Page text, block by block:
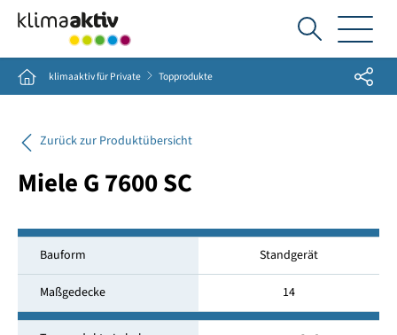
Ich
suche...
Home klimaaktiv für Private Topprodukte Share
Zurück zur Produktübersicht
Miele G 7600 SC
Bauform Standgerät
Maßgedecke 14